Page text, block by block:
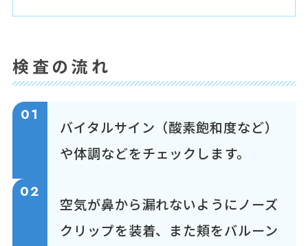
検査の流れ
01
バイタルサイン（酸素飽和度など）
や体調などをチェックします。
02
空気が鼻から漏れないようにノーズ
クリップを装着、また頬をバルーン